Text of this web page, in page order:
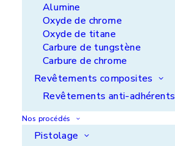
Alumine
Oxyde de chrome
Oxyde de titane
Carbure de tungstène
Carbure de chrome
Revêtements composites
Revêtements anti-adhérents
Nos procédés
Pistolage